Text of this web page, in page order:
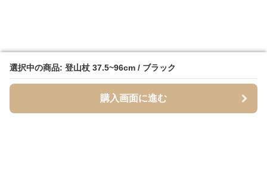
選択中の商品: 登山杖 37.5~96cm / ブラック
購入画面に進む
選択中の商品: 登山杖 37.5~96cm / ブラック
購入画面に進む